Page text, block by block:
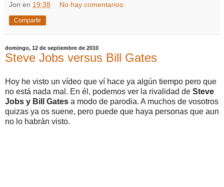
Jon en 19:38 No hay comentarios:
Compartir
domingo, 12 de septiembre de 2010
Steve Jobs versus Bill Gates
Hoy he visto un vídeo que ví hace ya algún tiempo pero que
no está nada mal. En él, podemos ver la rivalidad de Steve
Jobs y Bill Gates a modo de parodia. A muchos de vosotros
quizas ya os suene, pero puede que haya personas que aun
no lo habrán visto.